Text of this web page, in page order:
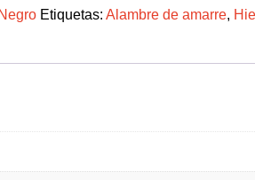
Etiquetas: Alambre de amarre,